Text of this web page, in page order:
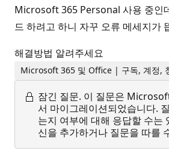
Microsoft 365 Personal 사용 중인
드 하려고 하니 자꾸 오류 메세지가
해결방법 알려주세요
Microsoft 365 및 Office | 구독, 계정,
잠긴 질문. 이 질문은
서 마이그레이션되었습니다.
는지 여부에 대해 응답할 수는
신을 추가하거나 질문을 따를